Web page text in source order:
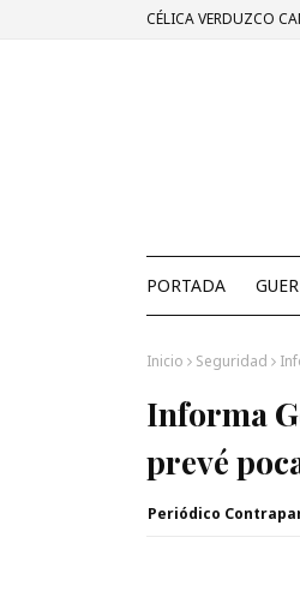
CÉLICA VERDUZCO
PORTADA
Inicio Seguridad
Informa
prevé
Periódico